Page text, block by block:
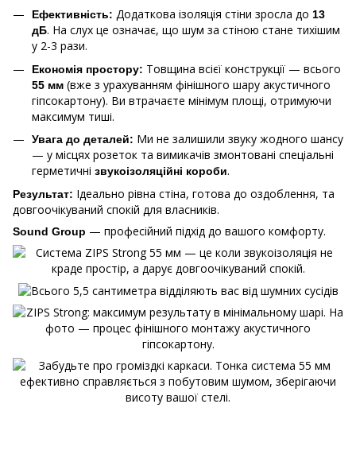
Ефективність: Додаткова ізоляція стіни зросла до 13
дБ. На слух це означає, що шум за стіною стане тихішим
у 2-3 рази.
Економія простору: Товщина всієї конструкції — всього
55 мм (вже з урахуванням фінішного шару акустичного
гіпсокартону). Ви втрачаєте мінімум площі, отримуючи
максимум тиші.
Увага до деталей: Ми не залишили звуку жодного шансу
— у місцях розеток та вимикачів змонтовані спеціальні
герметичні звукоізоляційні короби.
Результат: Ідеально рівна стіна, готова до оздоблення, та
довгоочікуваний спокій для власників.
Sound Group — професійний підхід до вашого комфорту.